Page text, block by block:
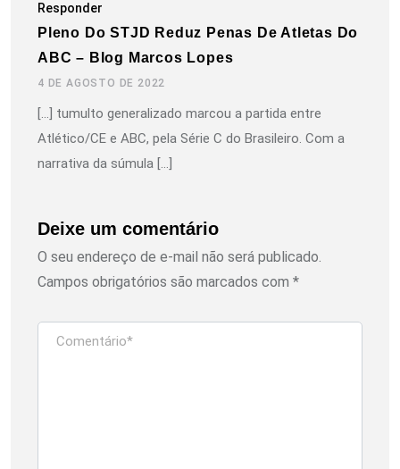
Responder
Pleno Do STJD Reduz Penas De Atletas Do
ABC – Blog Marcos Lopes
4 DE AGOSTO DE 2022
[…] tumulto generalizado marcou a partida entre
Atlético/CE e ABC, pela Série C do Brasileiro. Com a
narrativa da súmula […]
Deixe um comentário
O seu endereço de e-mail não será publicado.
Campos obrigatórios são marcados com *